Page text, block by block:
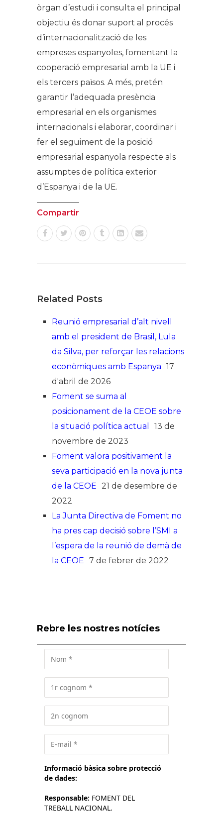
òrgan d’estudi i consulta el principal
objectiu és donar suport al procés
d’internacionalització de les
empreses espanyoles, fomentant la
cooperació empresarial amb la UE i
els tercers països. A més, pretén
garantir l’adequada presència
empresarial en els organismes
internacionals i elaborar, coordinar i
fer el seguiment de la posició
empresarial espanyola respecte als
assumptes de política exterior
d’Espanya i de la UE.
Compartir
Related Posts
Reunió empresarial d’alt nivell
amb el president de Brasil, Lula
da Silva, per reforçar les relacions
econòmiques amb Espanya 17
d'abril de 2026
Foment se suma al
posicionament de la CEOE sobre
la situació política actual
13 de
novembre de 2023
Foment valora positivament la
seva participació en la nova junta
de la CEOE 21 de desembre de
2022
La Junta Directiva de Foment no
ha pres cap decisió sobre l’SMI a
l’espera de la reunió de demà de
la CEOE 7 de febrer de 2022
Rebre les nostres notícies
Informació bàsica sobre protecció
de dades:
Responsable: FOMENT DEL
TREBALL NACIONAL.